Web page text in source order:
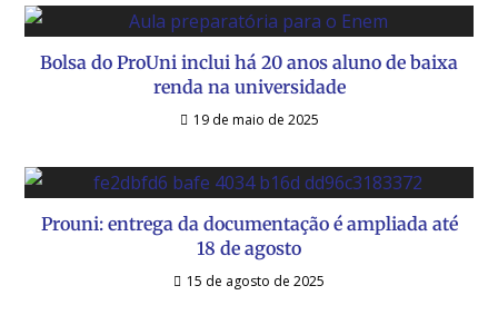
Bolsa do ProUni inclui há 20 anos aluno de baixa
renda na universidade
19 de maio de 2025
Prouni: entrega da documentação é ampliada até
18 de agosto
15 de agosto de 2025